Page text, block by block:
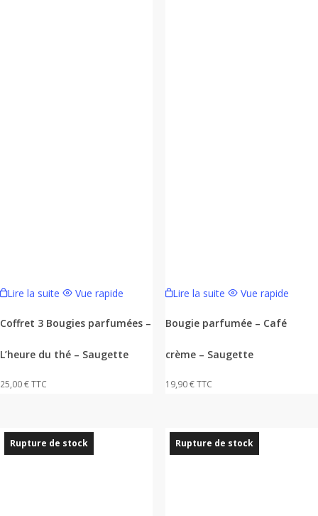
Lire la suite Vue rapide
Coffret 3 Bougies parfumées –
L’heure du thé – Saugette
25,00€TTC
Lire la suite Vue rapide
Bougie parfumée – Café
crème – Saugette
19,90€TTC
Rupture de stock Rupture de stock